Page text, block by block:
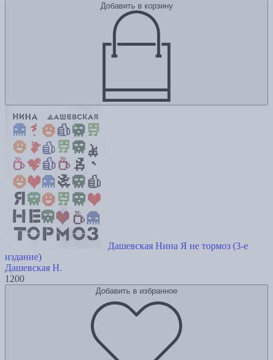
Добавить в корзину
Дашевская Нина Я не тормоз (3-е
издание)
Дашевская Н.
1200
Добавить в избранное